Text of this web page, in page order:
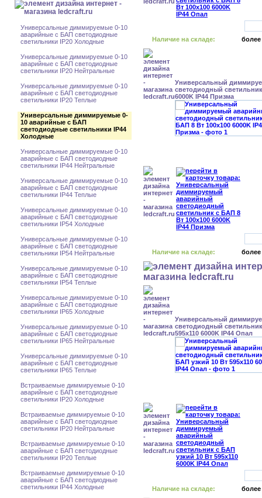
Универсальные диммируемые 0-10
аварийные с БАП светодиодные
светильники IP20 Холодные
Универсальные диммируемые 0-10
аварийные с БАП светодиодные
светильники IP20 Нейтральные
Универсальные диммируемые 0-10
аварийные с БАП светодиодные
светильники IP20 Теплые
Универсальные диммируемые 0-
10 аварийные с БАП
светодиодные светильники IP44
Холодные
Универсальные диммируемые 0-10
аварийные с БАП светодиодные
светильники IP44 Нейтральные
Универсальные диммируемые 0-10
аварийные с БАП светодиодные
светильники IP44 Теплые
Универсальные диммируемые 0-10
аварийные с БАП светодиодные
светильники IP54 Холодные
Универсальные диммируемые 0-10
аварийные с БАП светодиодные
светильники IP54 Нейтральные
Универсальные диммируемые 0-10
аварийные с БАП светодиодные
светильники IP54 Теплые
Универсальные диммируемые 0-10
аварийные с БАП светодиодные
светильники IP65 Холодные
Универсальные диммируемые 0-10
аварийные с БАП светодиодные
светильники IP65 Нейтральные
Универсальные диммируемые 0-10
аварийные с БАП светодиодные
светильники IP65 Теплые
Встраиваемые диммируемые 0-10
аварийные с БАП светодиодные
светильники IP20 Холодные
Встраиваемые диммируемые 0-10
аварийные с БАП светодиодные
светильники IP20 Нейтральные
Встраиваемые диммируемые 0-10
аварийные с БАП светодиодные
светильники IP20 Теплые
Встраиваемые диммируемые 0-10
аварийные с БАП светодиодные
светильники IP44 Холодные
Наличие на складе: более
Универсальный
светодиодный
6000K IP44 Призма
Наличие на складе: более
Универсальный
светодиодный
595x110 6000K IP44 Опал
Наличие на складе: более